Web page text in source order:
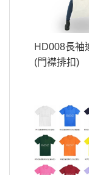
HD008長袖
(門襟排扣)